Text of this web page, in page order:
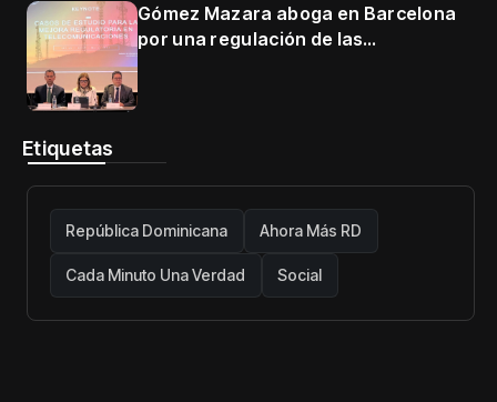
Gómez Mazara aboga en Barcelona
por una regulación de las
Etiquetas
República Dominicana Ahora Más RD
Cada Minuto Una Verdad Social